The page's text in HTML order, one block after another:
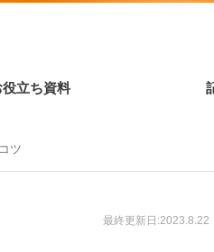
役立ち資料
ツ
最終更新日:2023.8.22